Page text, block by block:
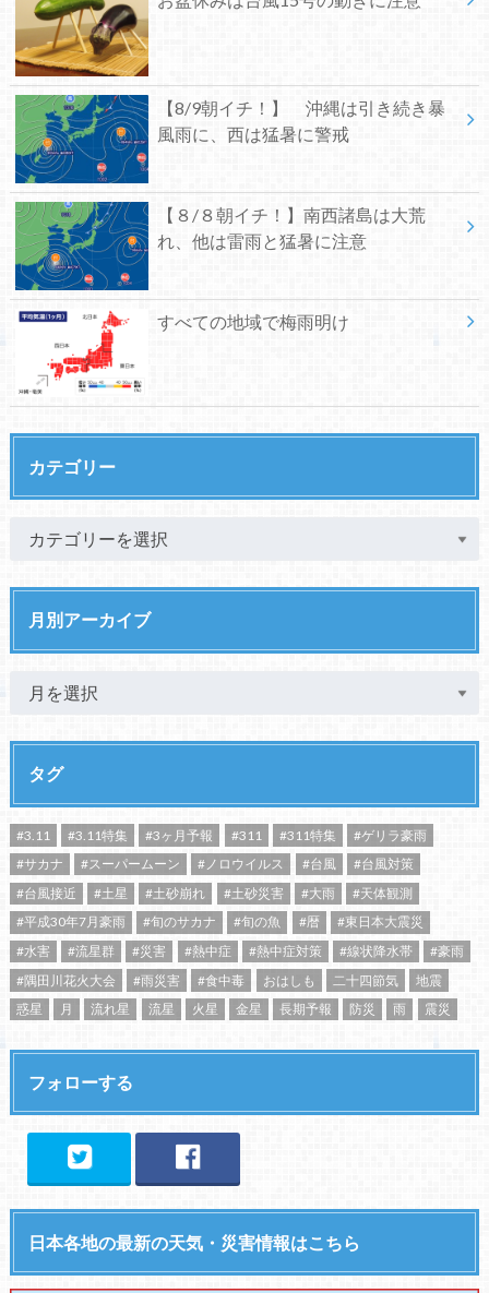
【8/9朝イチ！】 沖縄は引き続き暴
風雨に、西は猛暑に警戒
【８/８朝イチ！】南西諸島は大荒
れ、他は雷雨と猛暑に注意
すべての地域で梅雨明け
カテゴリー
月別アーカイブ
タグ
#3.11 #3.11特集 #3ヶ月予報 #311 #311特集
#ゲリラ豪雨
#サカナ
#スーパームーン #ノロウイルス #台風
#台風対策
#台風接近
#土星 #土砂崩れ #土砂災害 #大雨
#天体観測
#平成30年7月豪雨
#旬のサカナ #旬の魚 #暦
#東日本大震災
#水害
#流星群 #災害 #熱中症 #熱中症対策 #線状降水帯
#豪雨
#隅田川花火大会
#雨災害 #食中毒 おはしも 二十四節気
地震
惑星
月 流れ星 流星 火星 金星 長期予報 防災 雨 震災
フォローする
日本各地の最新の天気・災害情報はこちら